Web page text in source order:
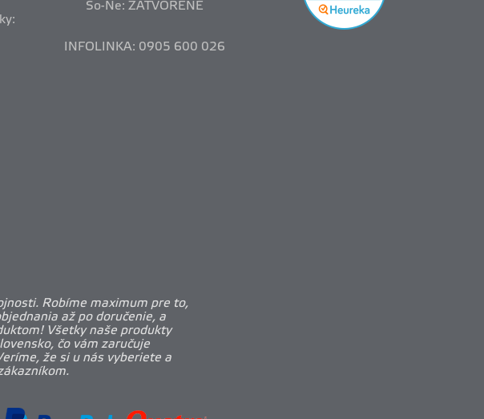
So-Ne: ZATVORENÉ
INFOLINKA: 0905 600 026
Robíme maximum pre to,
až po doručenie, a
Všetky naše produkty
čo vám zaručuje
že si u nás vyberiete a